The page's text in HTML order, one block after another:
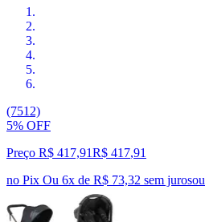
(7512)
5% OFF
Preço R$ 417,91R$ 417,91
no Pix Ou 6x de R$ 73,32 sem jurosou